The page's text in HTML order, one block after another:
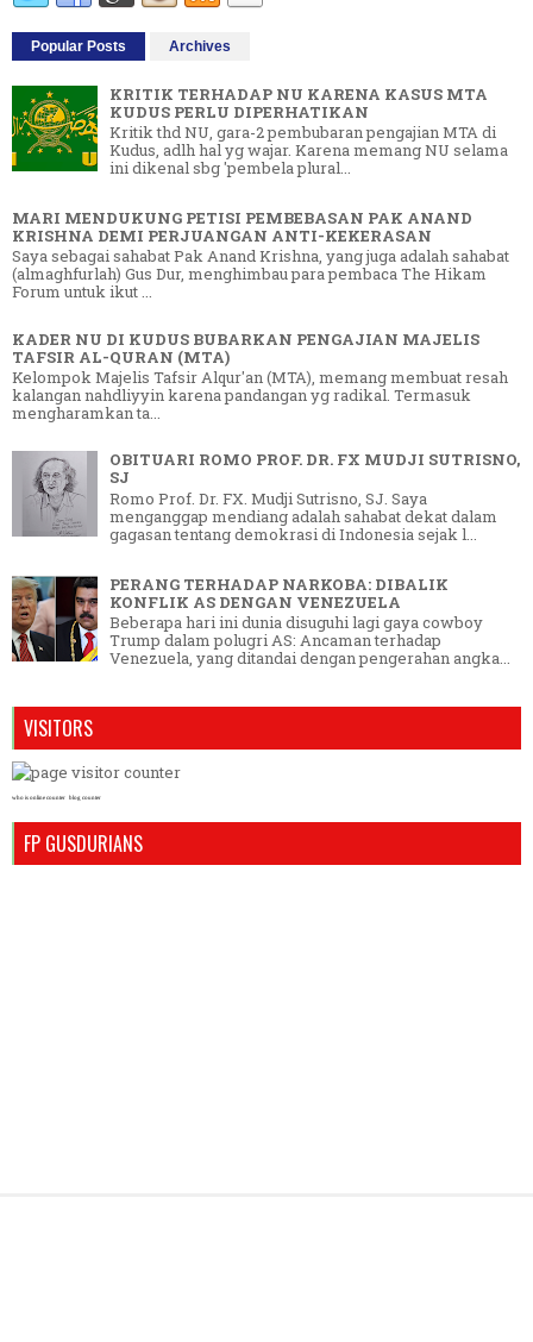
Popular Posts Archives
KRITIK TERHADAP NU KARENA KASUS MTA
KUDUS PERLU DIPERHATIKAN
Kritik thd NU, gara-2 pembubaran pengajian MTA di
Kudus, adlh hal yg wajar. Karena memang NU selama
ini dikenal sbg 'pembela plural...
MARI MENDUKUNG PETISI PEMBEBASAN PAK ANAND
KRISHNA DEMI PERJUANGAN ANTI-KEKERASAN
Saya sebagai sahabat Pak Anand Krishna, yang juga adalah sahabat
(almaghfurlah) Gus Dur, menghimbau para pembaca The Hikam
Forum untuk ikut ...
KADER NU DI KUDUS BUBARKAN PENGAJIAN MAJELIS
TAFSIR AL-QURAN (MTA)
Kelompok Majelis Tafsir Alqur'an (MTA), memang membuat resah
kalangan nahdliyyin karena pandangan yg radikal. Termasuk
mengharamkan ta...
OBITUARI ROMO PROF. DR. FX MUDJI SUTRISNO,
SJ
Romo Prof. Dr. FX. Mudji Sutrisno, SJ. Saya
menganggap mendiang adalah sahabat dekat dalam
gagasan tentang demokrasi di Indonesia sejak l...
PERANG TERHADAP NARKOBA: DIBALIK
KONFLIK AS DENGAN VENEZUELA
Beberapa hari ini dunia disuguhi lagi gaya cowboy
Trump dalam polugri AS: Ancaman terhadap
Venezuela, yang ditandai dengan pengerahan angka...
VISITORS
who is online counter blog counter
FP GUSDURIANS